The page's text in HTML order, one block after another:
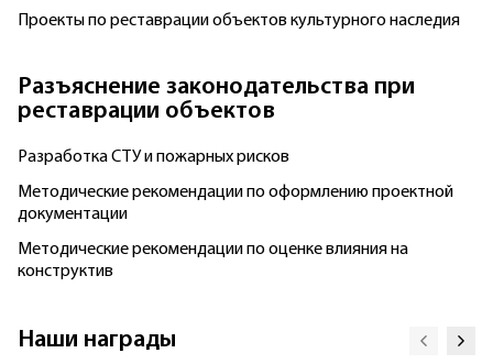
Проекты по реставрации объектов культурного наследия
Разъяснение законодательства при
реставрации объектов
Разработка СТУ и пожарных рисков
Методические рекомендации по оформлению проектной
документации
Методические рекомендации по оценке влияния на
конструктив
Наши награды